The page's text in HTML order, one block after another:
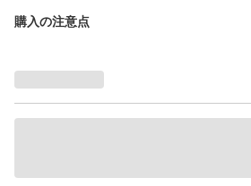
購入の注意点